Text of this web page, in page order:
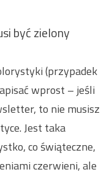
być zielony
(przypadek
wprost – jeśli
to nie musisz
Jest taka
co świąteczne,
czerwieni, ale